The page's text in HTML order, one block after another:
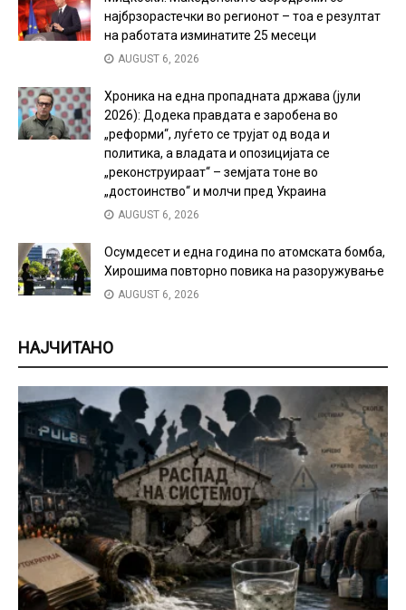
најбрзорастечки во регионот – тоа е резултат
на работата изминатите 25 месеци
AUGUST 6, 2026
Хроника на една пропадната држава (јули
2026): Додека правдата е заробена во
„реформи“, луѓето се трујат од вода и
политика, а владата и опозицијата се
„реконструираат“ – земјата тоне во
„достоинство“ и молчи пред Украина
AUGUST 6, 2026
Осумдесет и една година по атомската бомба,
Хирошима повторно повика на разоружување
AUGUST 6, 2026
НАЈЧИТАНО